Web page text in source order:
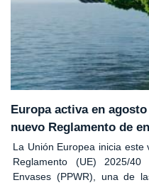
Europa activa en
nuevo Reglamento de
La Unión Europea inicia
Reglamento (UE) 2025/
Envases (PPWR), una de